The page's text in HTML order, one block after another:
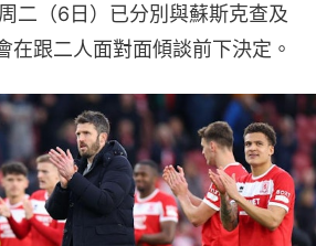
二（6日）已分別與蘇斯克查及
在跟二人面對面傾談前下決定。